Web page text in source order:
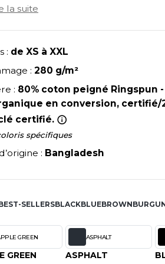
PYJAMA
RECYCLÉ
SAC SHOPPING
NEW MORNING STUDIOS
P
PAREDES SEGURIDAD
PARKS
PEN DUICK
PROMODORO
Q
QUADRA
RESULT
RUSSELL ATHLETIC®
RUSSELL ATHLETIC®
coutures latérales pour un
la suite
: de XS à XXL
: 280 g/m²
: 80% coton peigné Ringspun
en conversion, certifié/
certifié.
spécifiques
: Bangladesh
SELLERSBLACKBLUEBROWN
GREEN
GREEN
ASPHALT
ASPHALT